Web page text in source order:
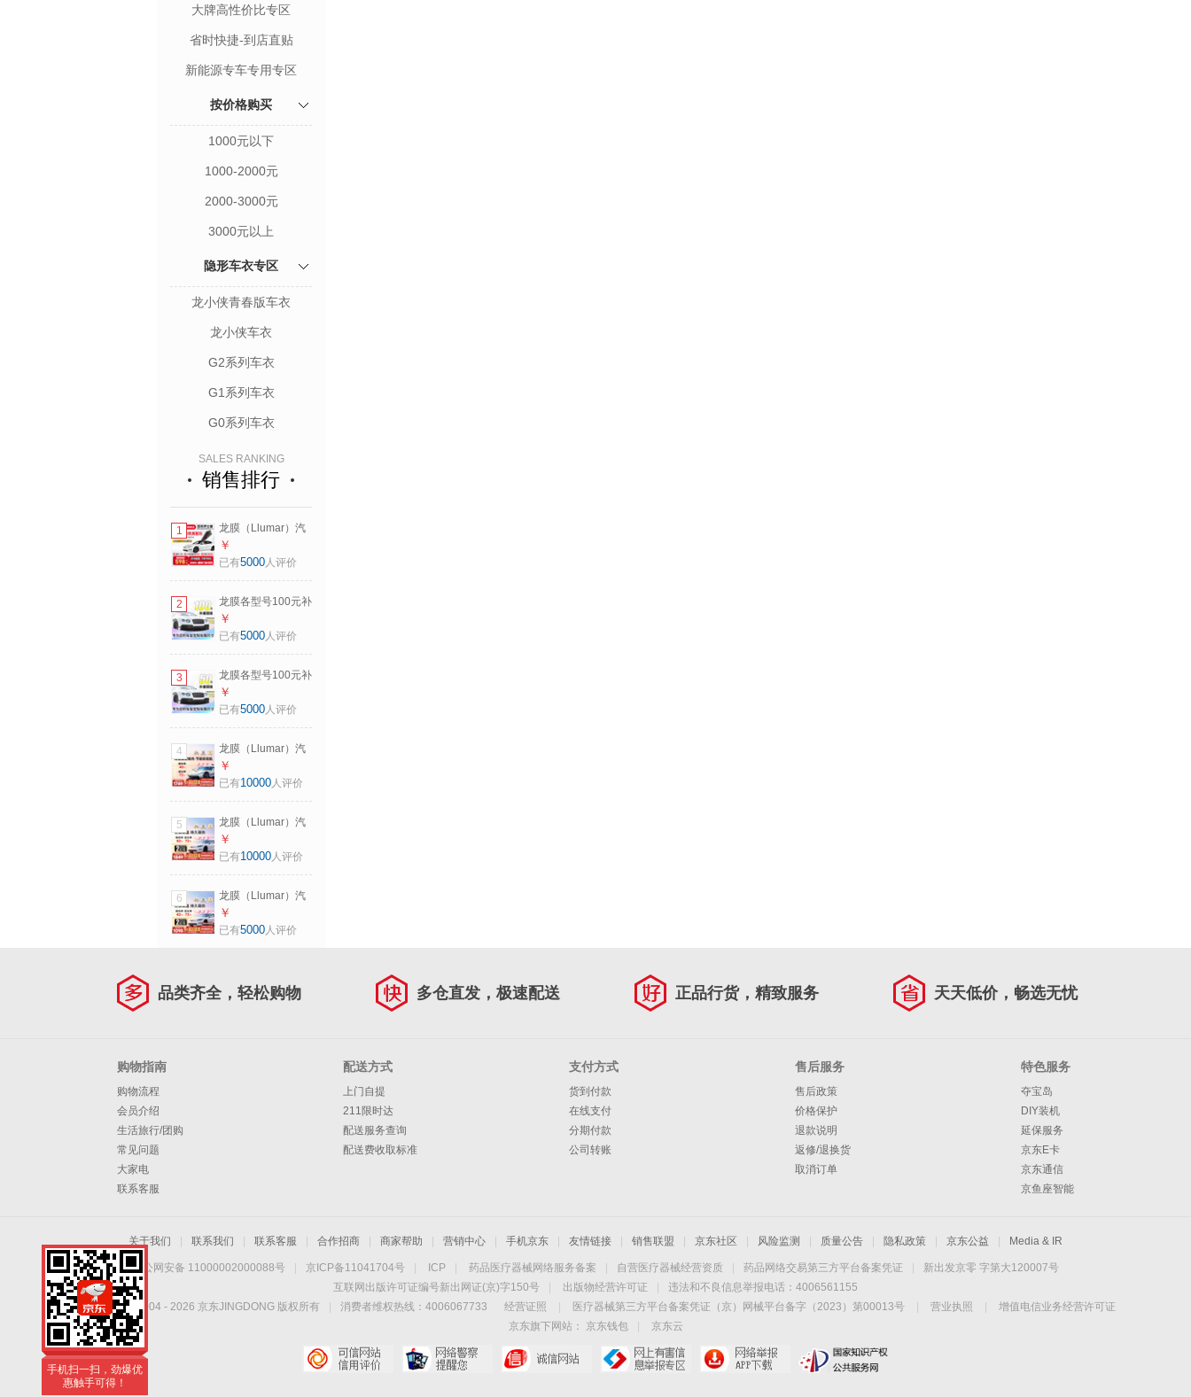
大牌高性价比专区
省时快捷-到店直贴
新能源专车专用专区
按价格购买
1000元以下
1000-2000元
2000-3000元
3000元以上
隐形车衣专区
龙小侠青春版车衣
龙小侠车衣
G2系列车衣
G1系列车衣
G0系列车衣
SALES RANKING
销售排行
1
龙膜（Llumar）汽
车贴膜防爆隔热玻
璃膜汽车膜汽车窗
挡膜 局部车窗膜包
施工 畅领主副驾两
窗（深色）
￥
已有5000人评价
2
龙膜各型号100元补
差不单独销售单拍
不发货（补差前请
￥
已有5000人评价
3
龙膜各型号100元补
差不单独销售单拍
不发货（补差前请
￥
已有5000人评价
4
龙膜（Llumar）汽
车贴膜新能源汽车
玻璃膜全车膜太阳
包施工国际品牌 霹
雳龙深色 轿车SUV
通用
￥
已有10000人评价
5
龙膜（Llumar）汽
车贴膜新能源汽车
玻璃膜全车膜太阳
包施工国际品牌 畅
领80+15深色 轿车
SUV通用
￥
已有10000人评价
6
龙膜（Llumar）汽
车贴膜防爆隔热玻
璃膜汽车膜汽车窗
施工 畅领80单前挡
￥
已有5000人评价
品类齐全，轻松购物 多仓直发，极速配送 正品行货，精致服务 天天低价，畅选无忧
购物指南
购物流程
会员介绍
生活旅行/团购
常见问题
大家电
联系客服
配送方式
上门自提
211限时达
配送服务查询
配送费收取标准
支付方式
货到付款
在线支付
分期付款
公司转账
售后服务
售后政策
价格保护
退款说明
返修/退换货
取消订单
特色服务
夺宝岛
DIY装机
延保服务
京东E卡
京东通信
京鱼座智能
关于我们 联系我们 联系客服 合作招商 商家帮助 营销中心 手机京东 友情链接 销售联盟 京东社区 风险监测 质量公告 隐私政策 京东公益 Media & IR
京公网安备 11000002000088号 京ICP备11041704号 ICP 药品医疗器械网络服务备案 自营医疗器械经营资质 药品网络交易第三方平台备案凭证
新出发京零 字第大120007号
互联网出版许可证编号新出网证(京)字150号
出版物经营许可证
违法和不良信息举报电话：4006561155
Copyright © 2004 - 2026 京东JINGDONG 版权所有 消费者维权热线：4006067733 经营证照 医疗器械第三方平台备案凭证（京）网械平台备字（2023）第00013号 营业执照
增值电信业务经营许可证
京东旗下网站：
京东钱包 京东云
手机扫一扫，劲爆优
惠触手可得！
手机扫一扫，劲爆优